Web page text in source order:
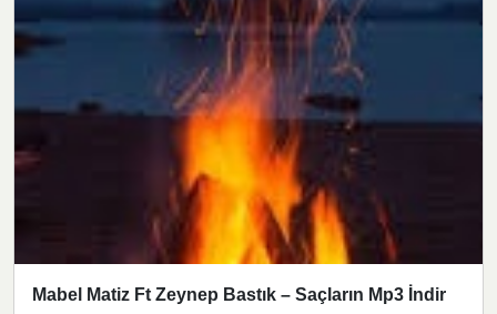
Mabel Matiz Ft Zeynep Bastık – Saçların Mp3 İndir